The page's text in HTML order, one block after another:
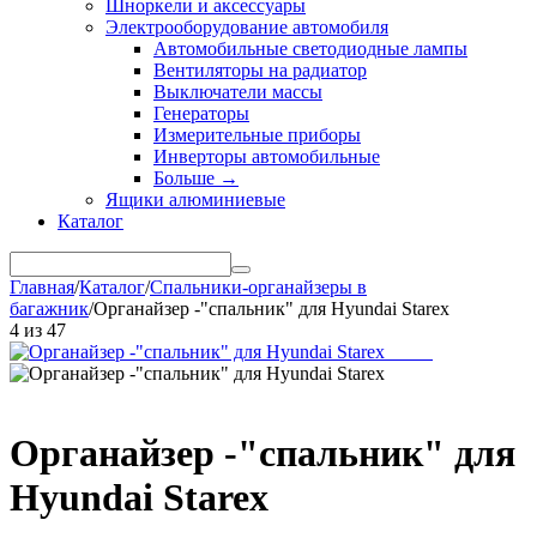
Шноркели и аксессуары
Электрооборудование автомобиля
Автомобильные светодиодные лампы
Вентиляторы на радиатор
Выключатели массы
Генераторы
Измерительные приборы
Инверторы автомобильные
Больше →
Ящики алюминиевые
Каталог
Главная/Каталог/Спальники-органайзеры в
багажник/Органайзер -"спальник" для Hyundai Starex
4 из 47
Органайзер -"спальник" для
Hyundai Starex